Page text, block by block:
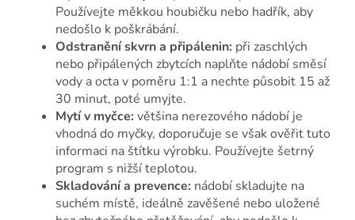
Používejte měkkou houbičku nebo hadřík, aby
nedošlo k poškrábání.
Odstranění skvrn a připálenin: při zaschlých
nebo připálených zbytcích naplňte nádobí směsí
vody a octa v poměru 1:1 a nechte působit 15 až
30 minut, poté umyjte.
Mytí v myčce: většina nerezového nádobí je
vhodná do myčky, doporučuje se však ověřit tuto
informaci na štítku výrobku. Používejte šetrný
program s nižší teplotou.
Skladování a prevence: nádobí skladujte na
suchém místě, ideálně zavěšené nebo uložené